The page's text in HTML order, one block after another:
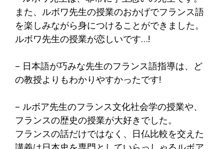
また、ルボワ先生の授業のおかげでフランス語
を楽しみながら身につけることができました。
ルボワ先生の授業が恋しいです…!
– 日本語が巧みな先生のフランス語指導は、ど
の教授よりもわかりやすかったです!
– ルボア先生のフランス文化社会学の授業や、
フランスの歴史の授業が大好きでした。
フランスの話だけではなく、日仏比較を交えた